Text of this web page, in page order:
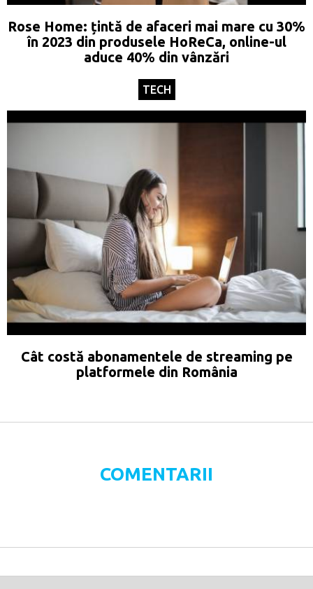
Rose Home: țintă de afaceri mai mare cu 30%
în 2023 din produsele HoReCa, online-ul
aduce 40% din vânzări
TECH
Cât costă abonamentele de streaming pe
platformele din România
COMENTARII